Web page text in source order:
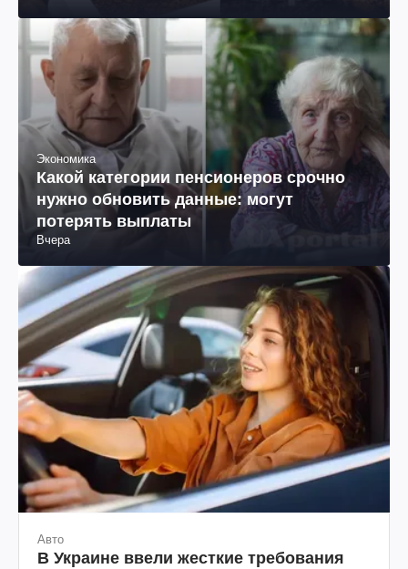
Экономика
Какой категории пенсионеров срочно
нужно обновить данные: могут
потерять выплаты
Вчера
Авто
В Украине ввели жесткие требования